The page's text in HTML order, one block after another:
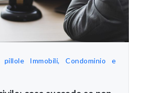
pillole
Immobili, Condominio e